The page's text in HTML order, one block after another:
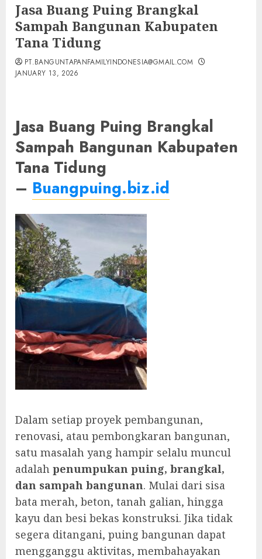
Jasa Buang Puing Brangkal
Sampah Bangunan Kabupaten
Tana Tidung
PT.BANGUNTAPANFAMILYINDONESIA@GMAIL.COM
JANUARY 13, 2026
Jasa Buang Puing Brangkal
Sampah Bangunan Kabupaten
Tana Tidung
– Buangpuing.biz.id
Dalam setiap proyek pembangunan,
renovasi, atau pembongkaran bangunan,
satu masalah yang hampir selalu muncul
adalah penumpukan puing, brangkal,
dan sampah bangunan. Mulai dari sisa
bata merah, beton, tanah galian, hingga
kayu dan besi bekas konstruksi. Jika tidak
segera ditangani, puing bangunan dapat
mengganggu aktivitas, membahayakan